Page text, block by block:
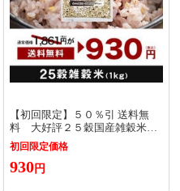
【初回限定】５０％引 送料無
料 大好評２５穀国産雑穀米
たっぷり１ｋｇ 完全無添加・
国産品 ギフトにも最適
初回限定価格
930円